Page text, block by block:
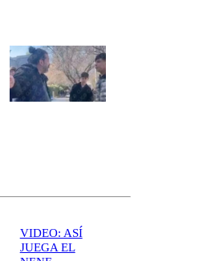
VIDEO: ASÍ
JUEGA EL